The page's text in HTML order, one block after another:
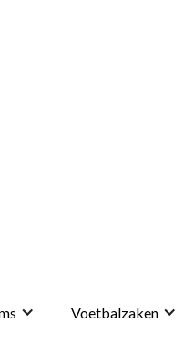
Voetbalzaken